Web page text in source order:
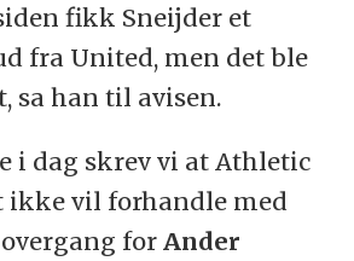
fikk Sneijder et
fra United, men det ble
sa han til avisen.
i dag skrev vi at Athletic
ikke vil forhandle med
forAnder